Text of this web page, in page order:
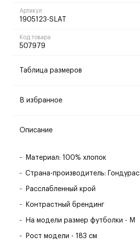
Артикул
1905123-SLAT
Код товара
507979
Таблица размеров
В избранное
Описание
Материал: 100% хлопок
Страна-производитель: Гондурас
Расслабленный крой
Контрастный брендинг
На модели размер футболки - M
Рост модели - 183 см